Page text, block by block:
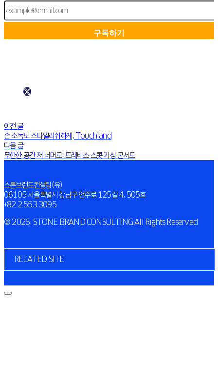
이전 글
손 소독도 스타일리쉬하게, Touchland
다음 글
무한한 공간 저 너머로! 트래비스 스콧 가상 콘서트
스톤브랜드컨설팅(유)
06105 서울특별시 강남구 언주로 125길 4, 505호
+82 2 553 3095
© 2026. STONE BRAND CONSULTING All Rights Reserved
RELATED SITE